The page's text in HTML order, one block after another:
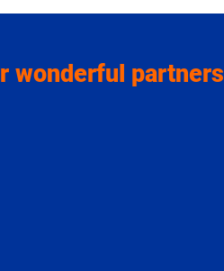
wonderful partners